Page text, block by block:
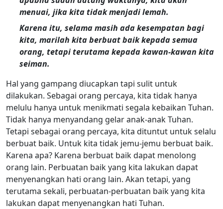
menuai, jika kita tidak menjadi lemah.
Karena itu, selama masih ada kesempatan bagi
kita, marilah kita berbuat baik kepada semua
orang, tetapi terutama kepada kawan-kawan kita
seiman.
Hal yang gampang diucapkan tapi sulit untuk
dilakukan. Sebagai orang percaya, kita tidak hanya
melulu hanya untuk menikmati segala kebaikan Tuhan.
Tidak hanya menyandang gelar anak-anak Tuhan.
Tetapi sebagai orang percaya, kita dituntut untuk selalu
berbuat baik. Untuk kita tidak jemu-jemu berbuat baik.
Karena apa? Karena berbuat baik dapat menolong
orang lain. Perbuatan baik yang kita lakukan dapat
menyenangkan hati orang lain. Akan tetapi, yang
terutama sekali, perbuatan-perbuatan baik yang kita
lakukan dapat menyenangkan hati Tuhan.